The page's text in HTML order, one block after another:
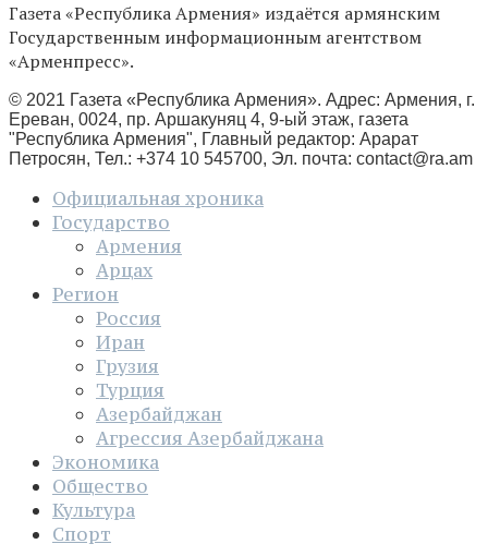
Газета «Республика Армения» издаётся армянским
Государственным информационным агентством
«Арменпресс».
© 2021 Газета «Республика Армения». Адрес: Армения, г.
Ереван, 0024, пр. Аршакуняц 4, 9-ый этаж, газета
"Республика Армения", Главный редактор: Арарат
Петросян, Тел.: +374 10 545700, Эл. почта: contact@ra.am
Официальная хроника
Государство
Армения
Арцах
Регион
Россия
Иран
Грузия
Турция
Азербайджан
Агрессия Азербайджана
Экономика
Общество
Культура
Спорт